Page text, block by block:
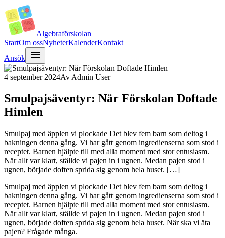
Algebraförskolan
StartOm ossNyheterKalenderKontakt
Ansök
menu
4 september 2024Av Admin User
Smulpajsäventyr: När Förskolan Doftade
Himlen
Smulpaj med äpplen vi plockade Det blev fem barn som deltog i
bakningen denna gång. Vi har gått genom ingredienserna som stod i
receptet. Barnen hjälpte till med alla moment med stor entusiasm.
När allt var klart, ställde vi pajen in i ugnen. Medan pajen stod i
ugnen, började doften sprida sig genom hela huset. […]
Smulpaj med äpplen vi plockade Det blev fem barn som deltog i
bakningen denna gång. Vi har gått genom ingredienserna som stod i
receptet. Barnen hjälpte till med alla moment med stor entusiasm.
När allt var klart, ställde vi pajen in i ugnen. Medan pajen stod i
ugnen, började doften sprida sig genom hela huset. När ska vi äta
pajen? Frågade många.